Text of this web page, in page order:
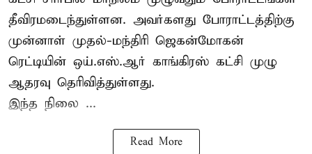
தீவிரமடைந்துள்ளன. அவர்களது போராட்டத்திற்கு
முன்னாள் முதல்-மந்திரி ஜெகன்மோகன்
ரெட்டியின் ஒய்.எஸ்.ஆர் காங்கிரஸ் கட்சி முழு
ஆதரவு தெரிவித்துள்ளது.
இந்த நிலை ...
Read More